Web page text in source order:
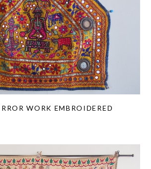
WORK EMBROIDERED